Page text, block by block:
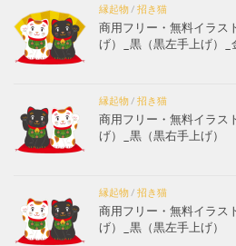
縁起物/ 招き猫
商用フリー・無料イラス
げ）_黒（黒左手上げ）_
縁起物/ 招き猫
商用フリー・無料イラス
げ）_黒（黒右手上げ）
縁起物/ 招き猫
商用フリー・無料イラス
げ）_黒（黒左手上げ）